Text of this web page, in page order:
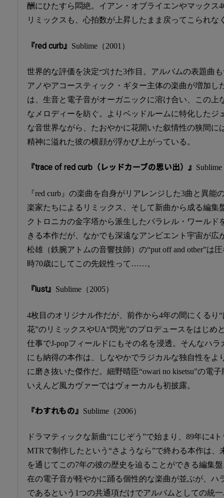
酬にひたすら悶絶。イアン・オブライエンやマックス
リミックスも、心拍数が上昇したまま戻ってこられな
『red curb』 Sublime（2001）
世界的な評価を決定づけた3作目。アルバムの表題曲
アノやアコースティック・ギター主体の楽曲が増加し
は、生音と電子音がオーガニックに溶け合い、この上
なメロディーを紡ぐ。よりベッドルームに特化したジ
な音世界ながら、たおやかに花開いた叙情性の狭間に
精神に溢れた彼の横顔が浮かび上がっている。
『trace of red curb（レッドカーブの思い出）』
『red curb』の楽曲を自身がリアレンジした3曲と異能
楽家たちによるリミックス、そして新曲から成る編集
クトロニカの金字塔から派生したパラレル・ワールド
きる本作だが、なかでも深遠なアンビエント宇宙が広
松雄（鉄腕アトムの音響技師）の“put off and other”は
時70歳にしてこの先鋭性って……。
『lust』 Sublime（2005）
4枚目のオリジナル作だが、前作から4年の間にくるり
花”のリミックスやUA“閃光”のプロデュースをはじめ
仕事でJ-popフィールドにもその名を浸透。そんなハラ
にも納得の本作は、しなやかでラジカルな独自性をよ
に磨き抜いた傑作だ。細野晴臣“owari no kisetsu”の電
いえんど風カヴァーではヴォーカルも初披露。
『わすれもの』 Sublime（2006）
ドラマティックな新曲“にじぞう”で始まり、89年に4
MTRで制作したという“さようなら”で終わる本作は、
を通じてこの7年の彼の歴史を辿ることができる編集
在の電子音が軽やかに踊る個性的な楽曲が並ぶが、ハ
であるという1つの共通項だけでアルバムとしての統